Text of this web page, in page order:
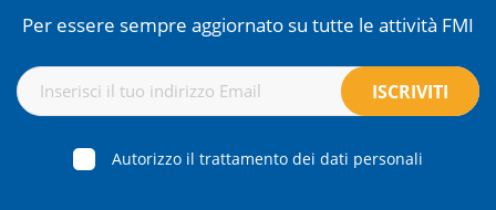
Per essere sempre aggiornato su tutte le attività FMI
Autorizzo il trattamento dei dati personali